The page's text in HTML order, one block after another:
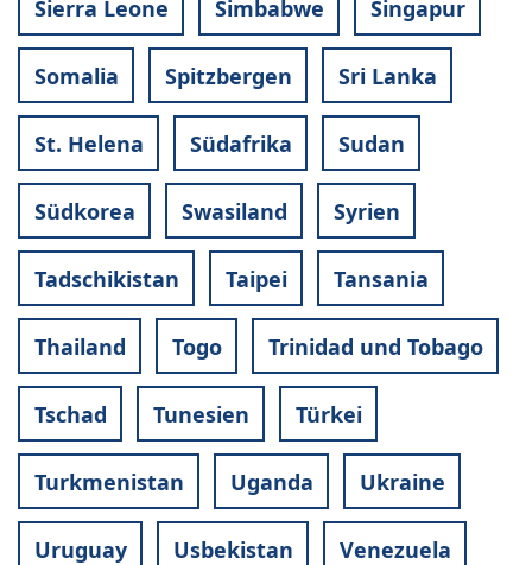
Sierra Leone Simbabwe Singapur
Somalia Spitzbergen Sri Lanka
St. Helena Südafrika Sudan
Südkorea Swasiland Syrien
Tadschikistan Taipei Tansania
Thailand Togo Trinidad und Tobago
Tschad Tunesien Türkei
Turkmenistan Uganda Ukraine
Uruguay Usbekistan Venezuela